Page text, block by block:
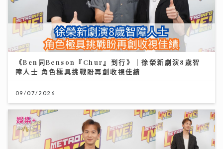
《Ben同Benson『Chur』到行》｜徐榮新劇演8歲智
障人士 角色極具挑戰盼再創收視佳績
09/07/2026